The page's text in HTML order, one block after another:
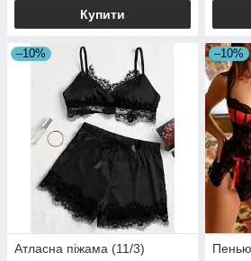
Купити
–10%
Атласна піжама (11/3)
–10%